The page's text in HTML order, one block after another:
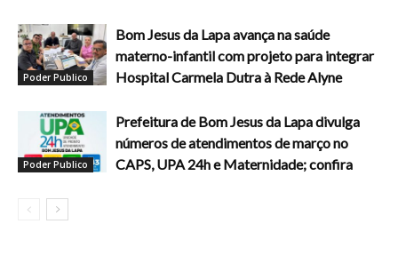
Poder Publico
Bom Jesus da Lapa avança na saúde
materno-infantil com projeto para integrar
Hospital Carmela Dutra à Rede Alyne
Poder Publico
Prefeitura de Bom Jesus da Lapa divulga
números de atendimentos de março no
CAPS, UPA 24h e Maternidade; confira